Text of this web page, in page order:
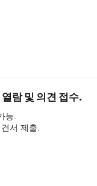
람 및 의견 접수.
능.
서 제출.